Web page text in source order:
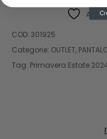
COD: 301925
Categorie: OUTLET,
Tag: Primavera Estate